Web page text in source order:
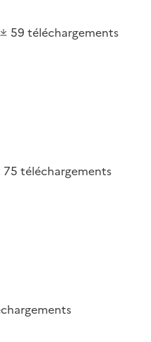
59 téléchargements
75 téléchargements